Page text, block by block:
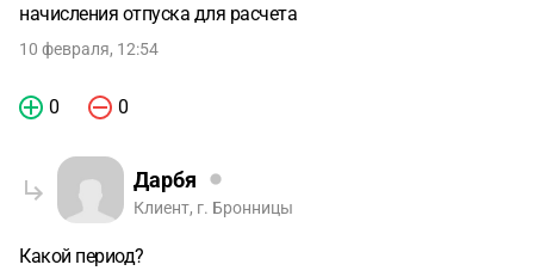
начисления отпуска для расчета
10 февраля, 12:54
0 0
Дарбя
Клиент, г. Бронницы
Какой период?